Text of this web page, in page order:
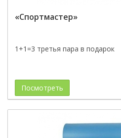
«Спортмастер»
1+1=3 третья пара в подарок
Посмотреть